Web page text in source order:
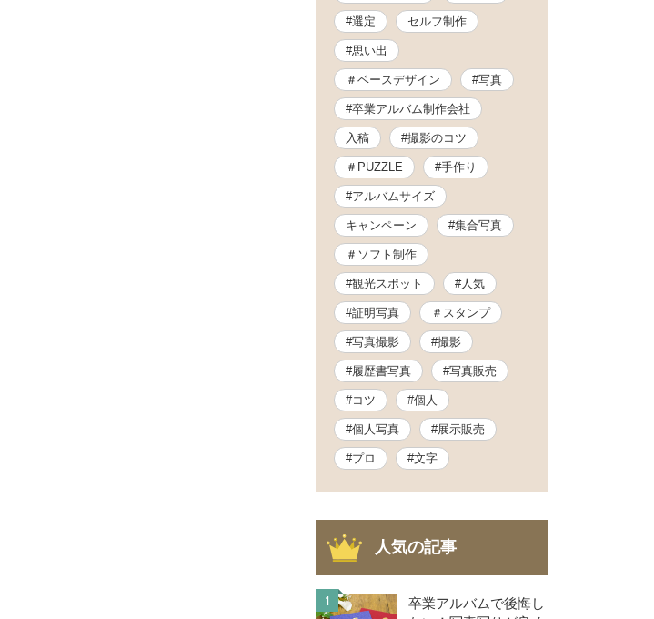
#選定 セルフ制作
#思い出
＃ベースデザイン #写真
#卒業アルバム制作会社
入稿 #撮影のコツ
＃PUZZLE #手作り
#アルバムサイズ
キャンペーン #集合写真
＃ソフト制作
#観光スポット #人気
#証明写真 ＃スタンプ
#写真撮影 #撮影
#履歴書写真 #写真販売
#コツ #個人
#個人写真 #展示販売
#プロ #文字
人気の記事
1
卒業アルバムで後悔し